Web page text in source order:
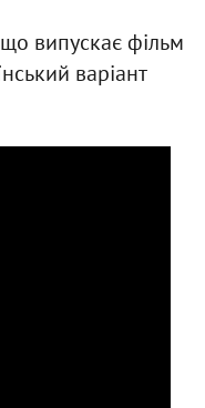
випускає фільм
варіант